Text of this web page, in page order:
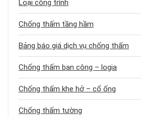
Loại công trình
Chống thấm tầng hầm
Bảng báo giá dịch vụ chống thấm
Chống thấm ban công – logia
Chống thấm khe hở – cổ ống
Chống thấm tường